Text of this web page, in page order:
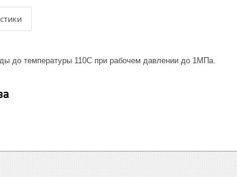
до температуры 110С при рабочем давлении до 1МПа.